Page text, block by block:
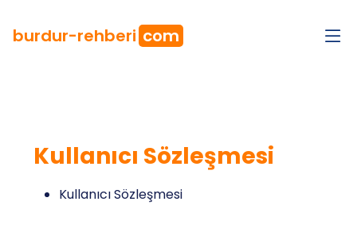
burdur-rehberi com
Kullanıcı Sözleşmesi
Kullanıcı Sözleşmesi